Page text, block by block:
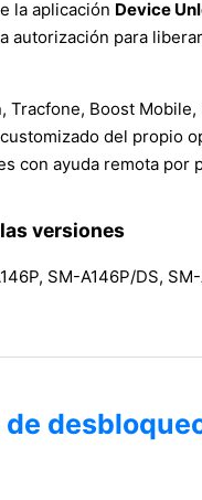
la aplicación Device
autorización para
Tracfone, Boost
del propio
con ayuda remota por
versiones
SM-A146P/DS,